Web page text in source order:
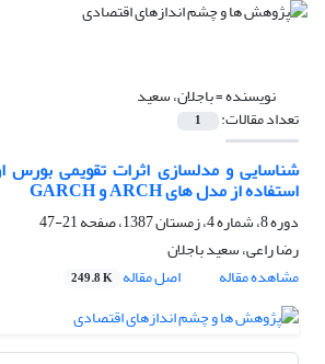
نویسنده =باجلان، سعید
تعداد مقالات: 1
شناسایی و مدلسازی اثرات تقویمی بورس
استفاده از مدل های ARCH و GARCH
دوره 8، شماره 4، زمستان 1387، صفحه
21-47
رضا راعی، سعید باجلان
مشاهده مقاله
اصل مقاله 249.8 K